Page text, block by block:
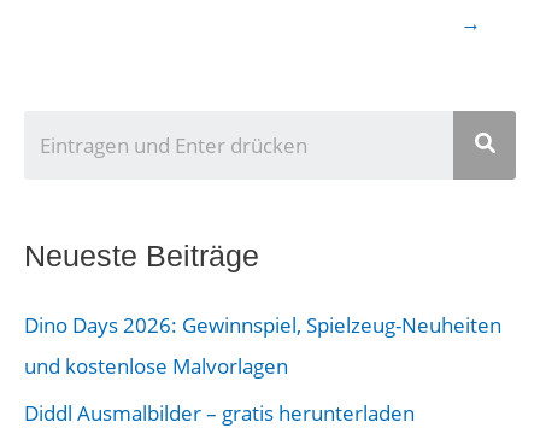
→
Neueste Beiträge
Dino Days 2026: Gewinnspiel, Spielzeug-Neuheiten
und kostenlose Malvorlagen
Diddl Ausmalbilder – gratis herunterladen
e
B
e
i